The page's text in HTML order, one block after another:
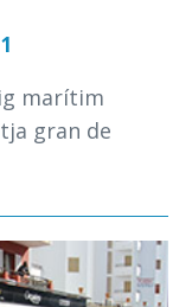
marítim
gran de